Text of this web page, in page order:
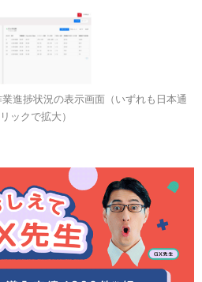
進捗状況の表示画面（いずれも日本通
ックで拡大）